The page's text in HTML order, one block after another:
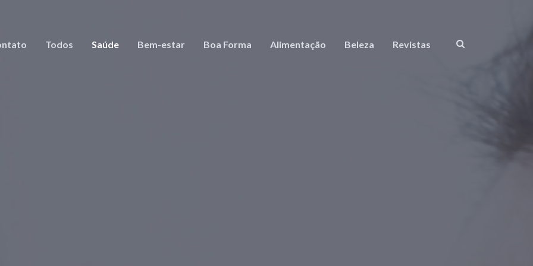
Todos Saúde Bem-estar Boa Forma Alimentação Beleza Revistas